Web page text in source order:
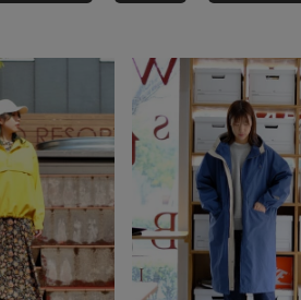
お知らせ・ご
お知らせ
ご利用ガイド
ギフトラッピング
お問い合わせ
在庫
この条件で絞り込